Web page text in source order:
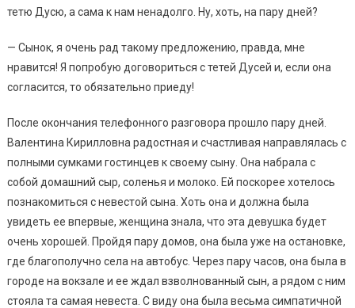
тетю Дусю, а сама к нам ненадолго. Ну, хоть, на пару дней?
— Сынок, я очень рад такому предложению, правда, мне
нравится! Я попробую договориться с тетей Дусей и, если она
согласится, то обязательно приеду!
После окончания телефонного разговора прошло пару дней.
Валентина Кирилловна радостная и счастливая направлялась с
полными сумками гостинцев к своему сыну. Она набрала с
собой домашний сыр, соленья и молоко. Ей поскорее хотелось
познакомиться с невестой сына. Хоть она и должна была
увидеть ее впервые, женщина знала, что эта девушка будет
очень хорошей. Пройдя пару домов, она была уже на остановке,
где благополучно села на автобус. Через пару часов, она была в
городе на вокзале и ее ждал взволнованный сын, а рядом с ним
стояла та самая невеста. С виду она была весьма симпатичной